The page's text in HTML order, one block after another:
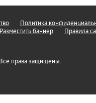
Политика
Разместить баннер Правила
права защищены.